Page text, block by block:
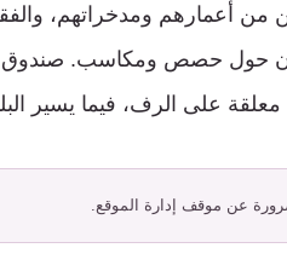
من أعمارهم ومدخراتهم،
حول حصص ومكاسب.
على الرف، فيما يسير
عن موقف إدارة الموقع.